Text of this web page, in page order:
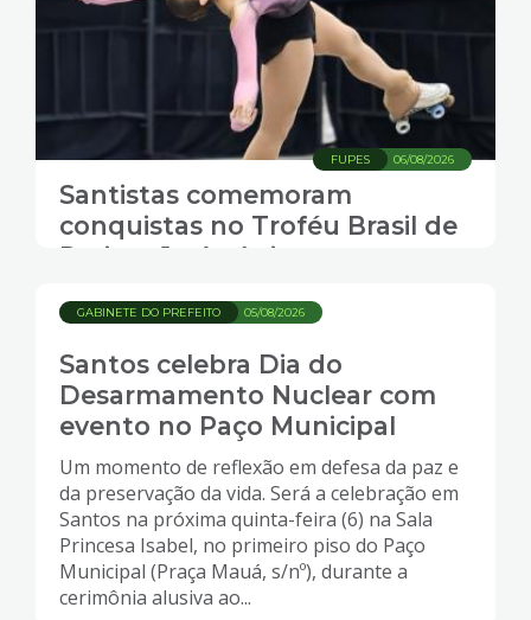
06/08/2026
FUPES
Santistas comemoram
conquistas no Troféu Brasil de
Patinação Artística
05/08/2026
GABINETE DO PREFEITO
Santos celebra Dia do
Desarmamento Nuclear com
evento no Paço Municipal
Um momento de reflexão em defesa da paz e
da preservação da vida. Será a celebração em
Santos na próxima quinta-feira (6) na Sala
Princesa Isabel, no primeiro piso do Paço
Municipal (Praça Mauá, s/nº), durante a
cerimônia alusiva ao...